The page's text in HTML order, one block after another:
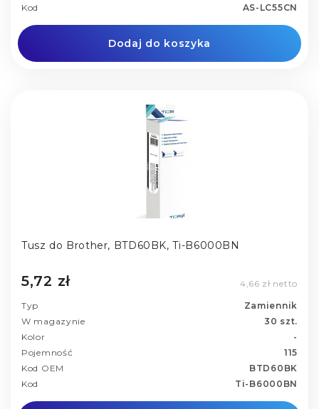
Kod
AS-LC55CN
Dodaj do koszyka
Tusz do Brother, BTD60BK, Ti-B6000BN
5,72 zł 4,66 zł netto
Typ
Zamiennik
W magazynie
30 szt.
Kolor
-
Pojemność
115
Kod OEM
BTD60BK
Kod
Ti-B6000BN